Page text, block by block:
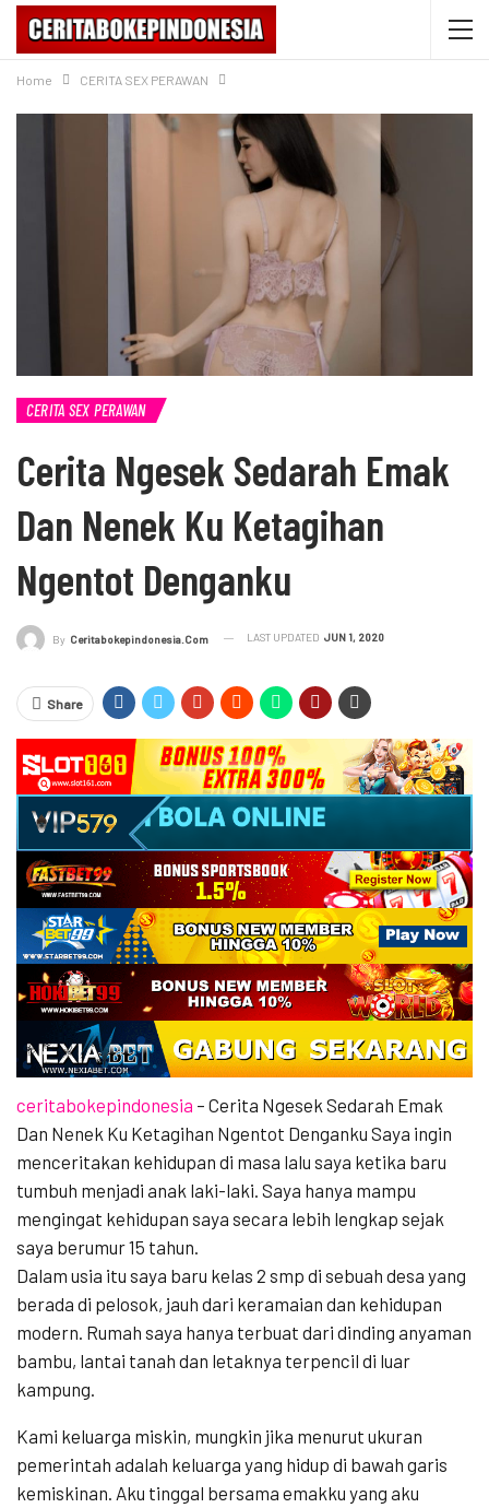
Home CERITA SEX PERAWAN
CERITA SEX PERAWAN
Cerita Ngesek Sedarah Emak
Dan Nenek Ku Ketagihan
Ngentot Denganku
By Ceritabokepindonesia.com LAST UPDATED JUN 1, 2020
Share
ceritabokepindonesia – Cerita Ngesek Sedarah Emak
Dan Nenek Ku Ketagihan Ngentot Denganku Saya ingin
menceritakan kehidupan di masa lalu saya ketika baru
tumbuh menjadi anak laki-laki. Saya hanya mampu
mengingat kehidupan saya secara lebih lengkap sejak
saya berumur 15 tahun.
Dalam usia itu saya baru kelas 2 smp di sebuah desa yang
berada di pelosok, jauh dari keramaian dan kehidupan
modern. Rumah saya hanya terbuat dari dinding anyaman
bambu, lantai tanah dan letaknya terpencil di luar
kampung.
Kami keluarga miskin, mungkin jika menurut ukuran
pemerintah adalah keluarga yang hidup di bawah garis
kemiskinan. Aku tinggal bersama emakku yang aku